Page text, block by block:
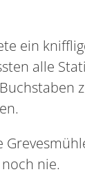
ein
alle
nie.